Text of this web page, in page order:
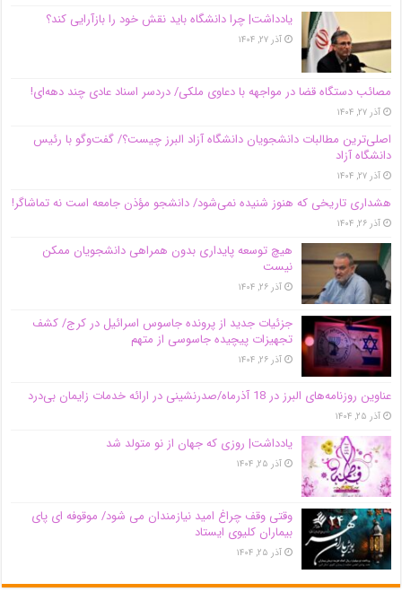
یادداشت| چرا دانشگاه باید نقش خود را بازآرایی کند؟
آذر ۲۷, ۱۴۰۴
مصائب دستگاه قضا در مواجهه با دعاوی ملکی/ دردسر اسناد عادی چند‌ دهه‌ای!
آذر ۲۷, ۱۴۰۴
اصلی‌ترین مطالبات دانشجویان دانشگاه آزاد البرز چیست؟/ گفت‌وگو با رئیس
دانشگاه آز‌اد
آذر ۲۷, ۱۴۰۴
هشداری تاریخی که هنوز شنیده نمی‌شود/ دانشجو مؤذن جامعه است نه تماشاگر!
آذر ۲۶, ۱۴۰۴
هیچ توسعه پایداری بدون همراهی دانشجویان ممکن
نیست
آذر ۲۶, ۱۴۰۴
جزئیات جدید از پرونده جاسوس اسرائیل در کرج/‌ کشف
تجهیزات پیچیده جاسوسی از متهم
آذر ۲۶, ۱۴۰۴
عناوین روزنامه‌های البرز در ‌18 آذرماه/صدرنشینی در ارائه خدمات زایمان بی‌درد
آذر ۲۵, ۱۴۰۴
یادداشت| روزی که جهان از نو متولد شد
آذر ۲۵, ۱۴۰۴
وقتی وقف چراغ امید نیازمندان می شود/ موقوفه ای پای
بیماران کلیوی ایستاد
آذر ۲۵, ۱۴۰۴